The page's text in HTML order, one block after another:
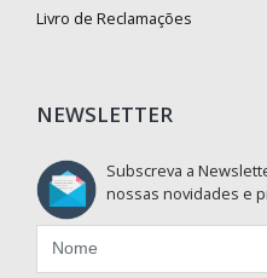
Livro de Reclamações
NEWSLETTER
Subscreva a
nossas novidades e